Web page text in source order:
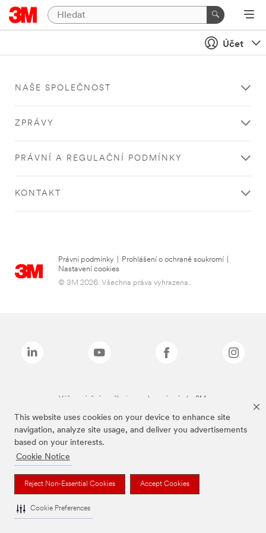
This website uses cookies on your device to enhance site
navigation, analyze site usage, and deliver you advertisements
based on your interests.
Cookie Notice
Reject Non-Essential Cookies Accept Cookies
Cookie Preferences
Účet
NAŠE SPOLEČNOST
ZPRÁVY
PRÁVNÍ A REGULAČNÍ PODMÍNKY
KONTAKT
Právní podmínky Prohlášení o ochraně soukromí
Nastavení cookies
© 3M 2026. Všechna práva vyhrazena..
Výše zmíněné značky jsou ochranné známky 3M.